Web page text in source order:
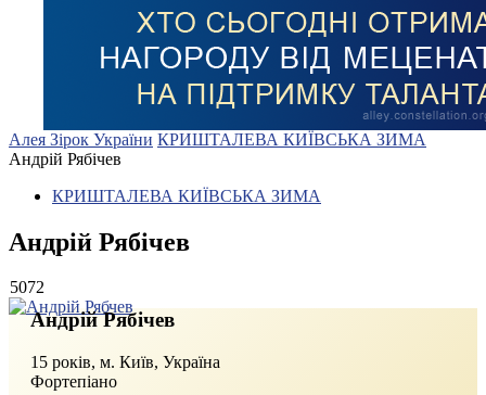
Алея Зірок України КРИШТАЛЕВА КИЇВСЬКА ЗИМА
Андрій Рябічев
КРИШТАЛЕВА КИЇВСЬКА ЗИМА
Андрій Рябічев
5072
Андрій Рябічев
15 років, м. Київ, Україна
Фортепіано